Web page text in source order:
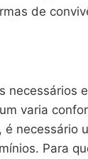
de
necessários
varia
necessário
Para